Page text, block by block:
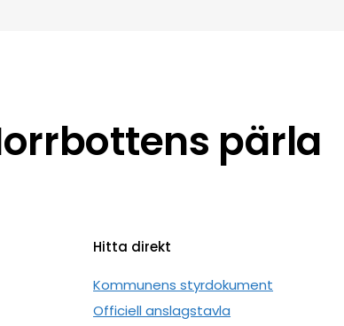
pärla
Hitta direkt
Kommunens styrdokument
Officiell anslagstavla